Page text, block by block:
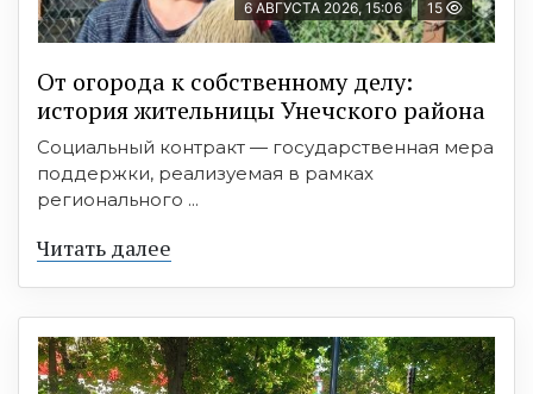
6 АВГУСТА 2026, 15:06 15
От огорода к собственному делу:
история жительницы Унечского района
Социальный контракт — государственная мера
поддержки, реализуемая в рамках
регионального ...
Читать далее